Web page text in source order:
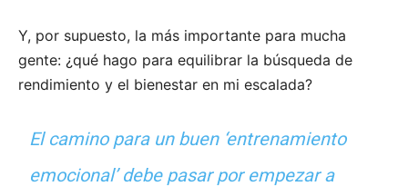
Y, por supuesto, la más importante para mucha
gente: ¿qué hago para equilibrar la búsqueda de
rendimiento y el bienestar en mi escalada?
El camino para un buen ‘entrenamiento
emocional’ debe pasar por empezar a